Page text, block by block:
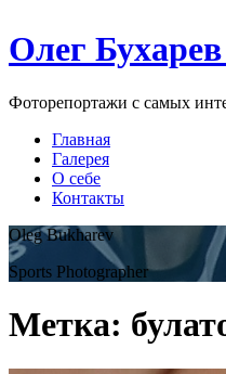
Олег
Фоторепортажи с самых
Главная
Галерея
О себе
Контакты
Oleg Bukharev
Sports Photographer
Метка: